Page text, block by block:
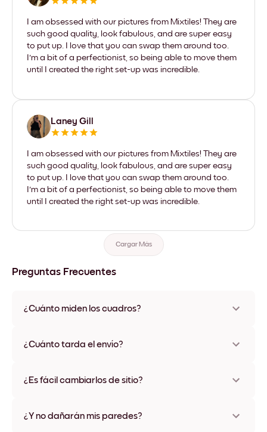
I am obsessed with our pictures from Mixtiles! They are
such good quality, look fabulous, and are super easy
to put up. I love that you can swap them around too.
I'm a bit of a perfectionist, so being able to move them
until I created the right set-up was incredible.
Laney Gill
I am obsessed with our pictures from Mixtiles! They are
such good quality, look fabulous, and are super easy
to put up. I love that you can swap them around too.
I'm a bit of a perfectionist, so being able to move them
until I created the right set-up was incredible.
Cargar Más
Preguntas Frecuentes
¿Cuánto miden los cuadros?
varios materiales y colores de marco, incluidas opciones sin
¿Cuánto tarda el envío?
disponibles en algunos países. Te enviaremos un número de
¿Es fácil cambiarlos de sitio?
ningún daño
¿Y no dañarán mis paredes?